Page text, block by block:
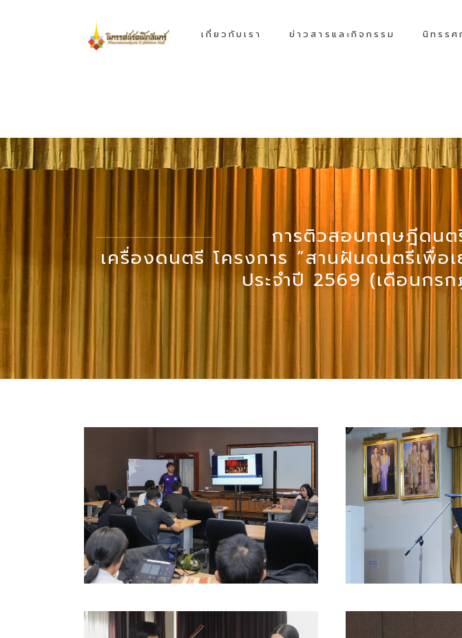
เกี่ยวกับเรา ข่าวสารและกิจกรรม นิทรรศ
การติวสอบทฤษฎีดนต
เครื่องดนตรี โครงการ “สานฝันดนตรีเพื่
ประจำปี 2569 (เดือนกร